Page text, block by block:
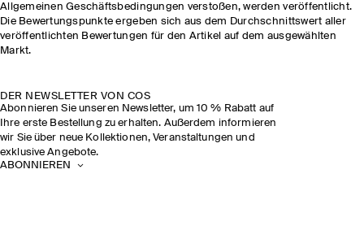
Allgemeinen Geschäftsbedingungen verstoßen, werden veröffentlicht.
Die Bewertungspunkte ergeben sich aus dem Durchschnittswert aller
veröffentlichten Bewertungen für den Artikel auf dem ausgewählten
Markt.
DER NEWSLETTER VON COS
Abonnieren Sie unseren Newsletter, um 10 % Rabatt auf
Ihre erste Bestellung zu erhalten. Außerdem informieren
wir Sie über neue Kollektionen, Veranstaltungen und
exklusive Angebote.
ABONNIEREN